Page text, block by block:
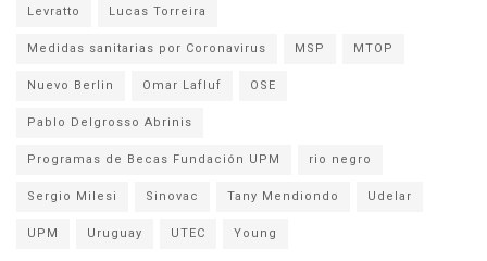
Levratto Lucas Torreira
Medidas sanitarias por Coronavirus MSP MTOP
Nuevo Berlin Omar Lafluf OSE
Pablo Delgrosso Abrinis
Programas de Becas Fundación UPM rio negro
Sergio Milesi Sinovac Tany Mendiondo Udelar
UPM Uruguay UTEC Young